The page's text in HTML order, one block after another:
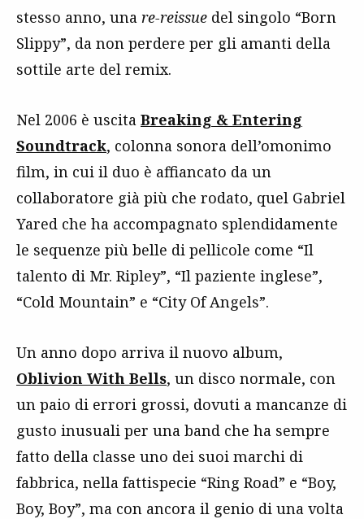
stesso anno, una re-reissue del singolo “Born
Slippy”, da non perdere per gli amanti della
sottile arte del remix.
Nel 2006 è uscita Breaking & Entering
Soundtrack, colonna sonora dell’omonimo
film, in cui il duo è affiancato da un
collaboratore già più che rodato, quel Gabriel
Yared che ha accompagnato splendidamente
le sequenze più belle di pellicole come “Il
talento di Mr. Ripley”, “Il paziente inglese”,
“Cold Mountain” e “City Of Angels”.
Un anno dopo arriva il nuovo album,
Oblivion With Bells, un disco normale, con
un paio di errori grossi, dovuti a mancanze di
gusto inusuali per una band che ha sempre
fatto della classe uno dei suoi marchi di
fabbrica, nella fattispecie “Ring Road” e “Boy,
Boy, Boy”, ma con ancora il genio di una volta